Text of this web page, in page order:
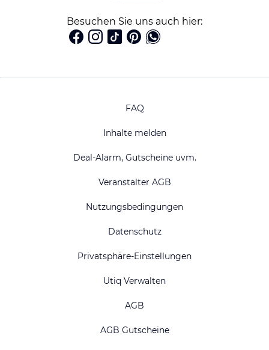
Besuchen Sie uns auch hier:
FAQ
Inhalte melden
Deal-Alarm, Gutscheine uvm.
Veranstalter AGB
Nutzungsbedingungen
Datenschutz
Privatsphäre-Einstellungen
Utiq Verwalten
AGB
AGB Gutscheine